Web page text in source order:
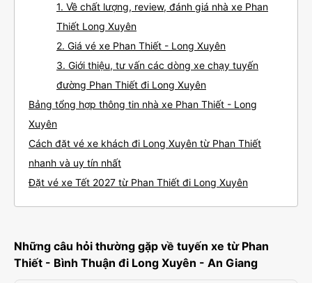
1. Về chất lượng, review, đánh giá nhà xe Phan
Thiết Long Xuyên
2. Giá vé xe Phan Thiết - Long Xuyên
3. Giới thiệu, tư vấn các dòng xe chạy tuyến
đường Phan Thiết đi Long Xuyên
Bảng tổng hợp thông tin nhà xe Phan Thiết - Long
Xuyên
Cách đặt vé xe khách đi Long Xuyên từ Phan Thiết
nhanh và uy tín nhất
Đặt vé xe Tết 2027 từ Phan Thiết đi Long Xuyên
Những câu hỏi thường gặp về tuyến xe từ Phan
Thiết - Bình Thuận đi Long Xuyên - An Giang